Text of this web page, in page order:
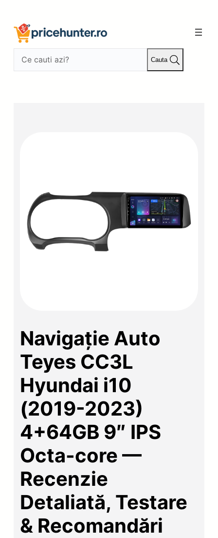
conținut
Cauta
Navigație Auto
Teyes CC3L
Hyundai i10
(2019-2023)
4+64GB 9″ IPS
Octa-core —
Recenzie
Detaliată, Testare
& Recomandări